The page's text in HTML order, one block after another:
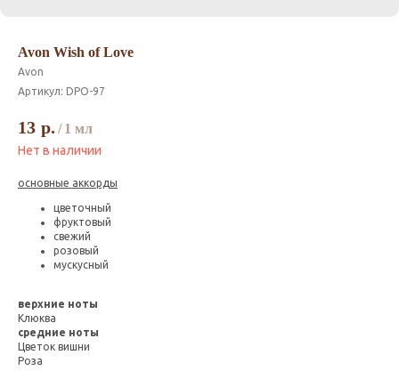
Avon Wish of Love
Avon
Артикул: DPO-97
13 р. / 1 мл
Нет в наличии
основные аккорды
цветочный
фруктовый
свежий
розовый
мускусный
верхние ноты
Клюква
средние ноты
Цветок вишни
Роза